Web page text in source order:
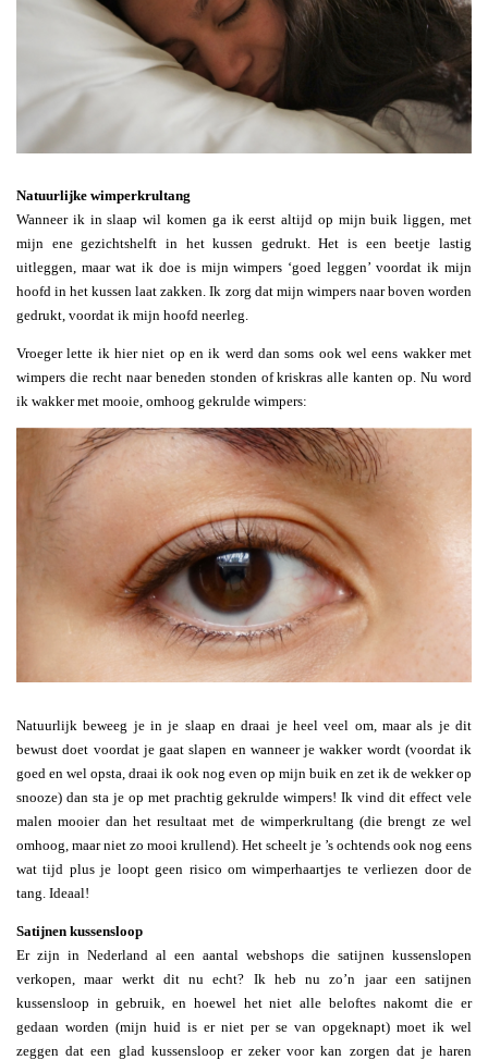
Natuurlijke wimperkrultang
Wanneer ik in slaap wil komen ga ik eerst altijd op mijn buik liggen, met
mijn ene gezichtshelft in het kussen gedrukt. Het is een beetje lastig
uitleggen, maar wat ik doe is mijn wimpers ‘goed leggen’ voordat ik mijn
hoofd in het kussen laat zakken. Ik zorg dat mijn wimpers naar boven worden
gedrukt, voordat ik mijn hoofd neerleg.
Vroeger lette ik hier niet op en ik werd dan soms ook wel eens wakker met
wimpers die recht naar beneden stonden of kriskras alle kanten op. Nu word
ik wakker met mooie, omhoog gekrulde wimpers:
Natuurlijk beweeg je in je slaap en draai je heel veel om, maar als je dit
bewust doet voordat je gaat slapen en wanneer je wakker wordt (voordat ik
goed en wel opsta, draai ik ook nog even op mijn buik en zet ik de wekker op
snooze) dan sta je op met prachtig gekrulde wimpers! Ik vind dit effect vele
malen mooier dan het resultaat met de wimperkrultang (die brengt ze wel
omhoog, maar niet zo mooi krullend). Het scheelt je ’s ochtends ook nog eens
wat tijd plus je loopt geen risico om wimperhaartjes te verliezen door de
tang. Ideaal!
Satijnen kussensloop
Er zijn in Nederland al een aantal webshops die satijnen kussenslopen
verkopen, maar werkt dit nu echt? Ik heb nu zo’n jaar een satijnen
kussensloop in gebruik, en hoewel het niet alle beloftes nakomt die er
gedaan worden (mijn huid is er niet per se van opgeknapt) moet ik wel
zeggen dat een glad kussensloop er zeker voor kan zorgen dat je haren